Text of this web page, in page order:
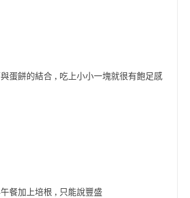
蛋餅的結合 , 吃上小小一塊就很有飽足感
餐加上培根 , 只能說豐盛